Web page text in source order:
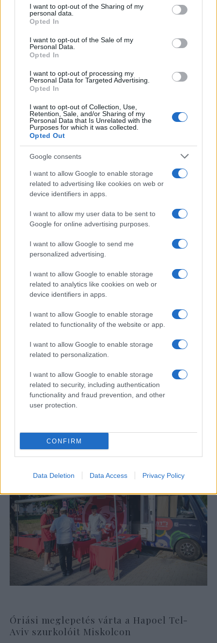
not limited to your visit or usage behaviour. You may click to
grant or deny consent to Google and its third-party tags to
use your data for below specified purposes in below Google
consent section.
I want to opt-out of the Sharing of my
personal data.
Opted In
I want to opt-out of the Sale of my
Personal Data.
Opted In
I want to opt-out of processing my
Personal Data for Targeted Advertising.
Opted In
I want to opt-out of Collection, Use,
Retention, Sale, and/or Sharing of my
Personal Data that Is Unrelated with the
Purposes for which it was collected.
Opted Out
Google consents
I want to allow Google to enable storage
related to advertising like cookies on web or
device identifiers in apps.
I want to allow my user data to be sent to
Google for online advertising purposes.
I want to allow Google to send me
personalized advertising.
I want to allow Google to enable storage
related to analytics like cookies on web or
device identifiers in apps.
I want to allow Google to enable storage
related to functionality of the website or app.
I want to allow Google to enable storage
related to personalization.
I want to allow Google to enable storage
related to security, including authentication
functionality and fraud prevention, and other
user protection.
CONFIRM
Data Deletion Data Access Privacy Policy
A cseh városok többségében már telefonon
keresztül is lehet élelmiszereket, meleg ételt
rendelni. Az időseknek ugyanakkor számos
önkéntes civil szervezet vagy ad hoc csoport,
például diákok, is igyekszik segítséget
nyújtani a nehéz helyzetben.
Csehországban szerda délelőtt 464
fertőzöttet tartottak nyilván, hárman súlyos
állapotban vannak, hárman pedig már
meggyógyultak – közölte Adam Vojtech. A
fertőzésgyanús embereket 36
laboratóriumban tesztelik. Eddig több mint
7600 személyt vizsgáltak meg.
Egy különleges családi járattal 140 új
Óriási meglepetés várta a Hapoel Tel-
Aviv szurkolóit Miskolcon